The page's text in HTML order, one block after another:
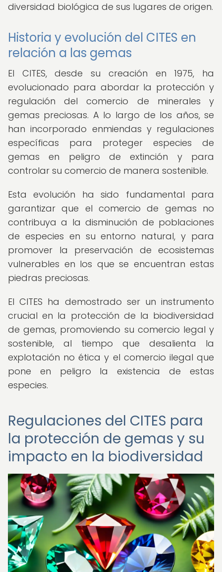
diversidad biológica de sus lugares de origen.
Historia y evolución del CITES en
relación a las gemas
El CITES, desde su creación en 1975, ha
evolucionado para abordar la protección y
regulación del comercio de minerales y
gemas preciosas. A lo largo de los años, se
han incorporado enmiendas y regulaciones
específicas para proteger especies de
gemas en peligro de extinción y para
controlar su comercio de manera sostenible.
Esta evolución ha sido fundamental para
garantizar que el comercio de gemas no
contribuya a la disminución de poblaciones
de especies en su entorno natural, y para
promover la preservación de ecosistemas
vulnerables en los que se encuentran estas
piedras preciosas.
El CITES ha demostrado ser un instrumento
crucial en la protección de la biodiversidad
de gemas, promoviendo su comercio legal y
sostenible, al tiempo que desalienta la
explotación no ética y el comercio ilegal que
pone en peligro la existencia de estas
especies.
Regulaciones del CITES para
la protección de gemas y su
impacto en la biodiversidad